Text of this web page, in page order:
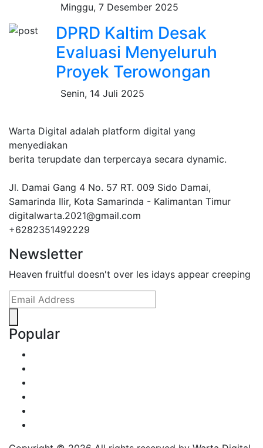
Minggu, 7 Desember 2025
DPRD Kaltim Desak
Evaluasi Menyeluruh
Proyek Terowongan
Senin, 14 Juli 2025
Warta Digital adalah platform digital yang
menyediakan
berita terupdate dan terpercaya secara dynamic.
Jl. Damai Gang 4 No. 57 RT. 009 Sido Damai,
Samarinda Ilir, Kota Samarinda - Kalimantan Timur
digitalwarta.2021@gmail.com
+6282351492229
Newsletter
Heaven fruitful doesn't over les idays appear creeping
Popular